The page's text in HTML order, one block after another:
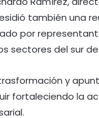
también una
por
sectores del sur
y
fortaleciendo la